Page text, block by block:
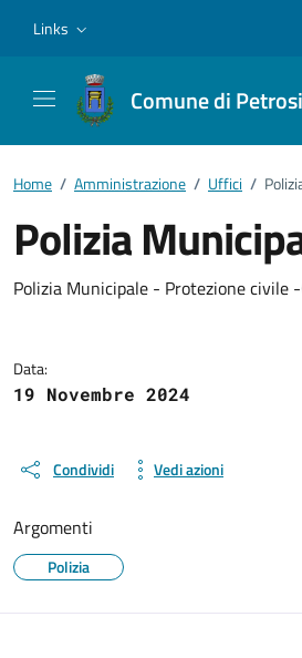
Links
Comune di
Home / Amministrazione / Uffici /
Polizia
Dettagli della
Polizia Municipale - Protezione
Data:
19 Novembre 2024
Condividi Vedi azioni
Argomenti
Polizia